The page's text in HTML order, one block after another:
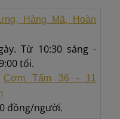
Hàng Mã, Hoàn
Từ 10:30 sáng -
tối.
Cơm Tấm 36 - 11
đồng/người.